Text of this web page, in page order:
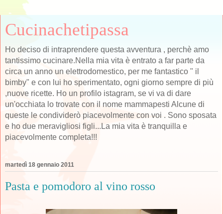
Cucinachetipassa
Ho deciso di intraprendere questa avventura , perchè amo
tantissimo cucinare.Nella mia vita è entrato a far parte da
circa un anno un elettrodomestico, per me fantastico " il
bimby" e con lui ho sperimentato, ogni giorno sempre di più
,nuove ricette. Ho un profilo istagram, se vi va di dare
un'occhiata lo trovate con il nome mammapesti Alcune di
queste le condividerò piacevolmente con voi . Sono sposata
e ho due meravigliosi figli...La mia vita è tranquilla e
piacevolmente completa!!!
martedì 18 gennaio 2011
Pasta e pomodoro al vino rosso